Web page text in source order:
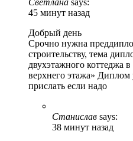
45 минут назад
Добрый день
Срочно нужна
строительству, тема
двухэтажного коттеджа
верхнего этажа»
прислать если надо
Станислав says:
38 минут назад